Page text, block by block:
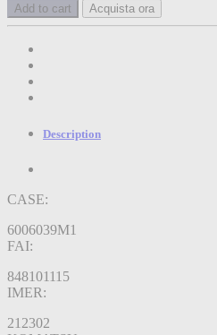
Add to cart Acquista ora
Description
CASE:
6006039M1
FAI:
848101115
IMER:
212302